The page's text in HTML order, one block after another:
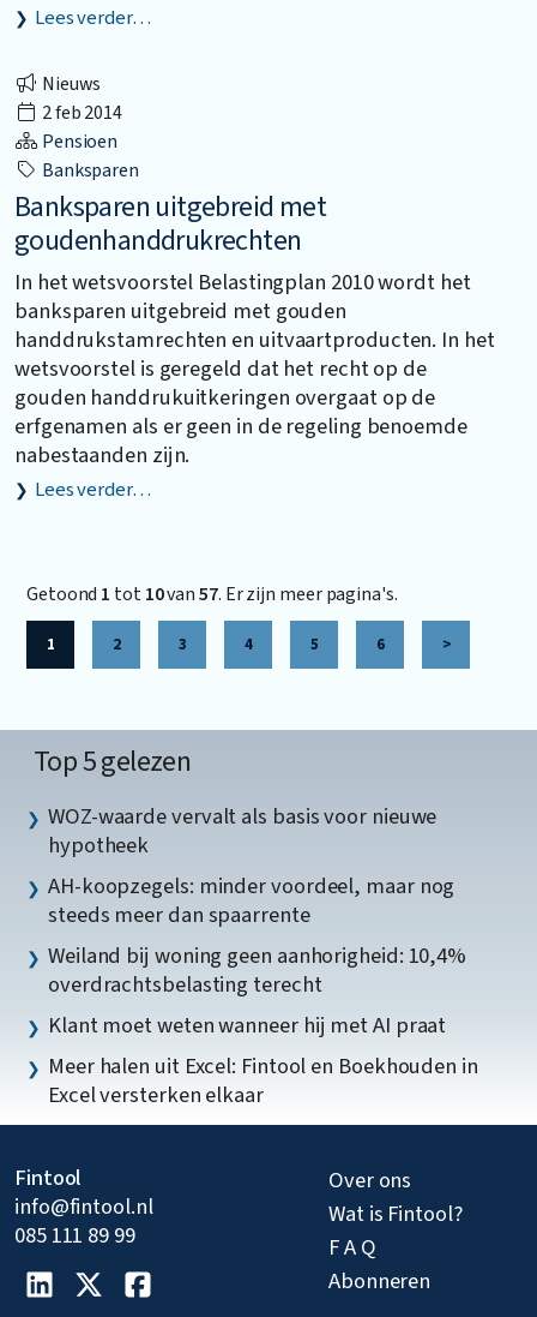
Lees verder…
Nieuws
2 feb 2014
Pensioen
Banksparen
Banksparen uitgebreid met
goudenhanddrukrechten
In het wetsvoorstel Belastingplan 2010 wordt het
banksparen uitgebreid met gouden
handdrukstamrechten en uitvaartproducten. In het
wetsvoorstel is geregeld dat het recht op de
gouden handdrukuitkeringen overgaat op de
erfgenamen als er geen in de regeling benoemde
nabestaanden zijn.
Lees verder…
Getoond 1 tot10van57. Er zijn meer pagina's.
1 2 3 4 5 6 >
Top 5 gelezen
WOZ-waarde vervalt als basis voor nieuwe
hypotheek
AH-koopzegels: minder voordeel, maar nog
steeds meer dan spaarrente
Weiland bij woning geen aanhorigheid: 10,4%
overdrachtsbelasting terecht
Klant moet weten wanneer hij met AI praat
Meer halen uit Excel: Fintool en Boekhouden in
Excel versterken elkaar
Fintool
info@fintool.nl
085 111 89 99
Over ons
Wat is Fintool?
F A Q
Abonneren